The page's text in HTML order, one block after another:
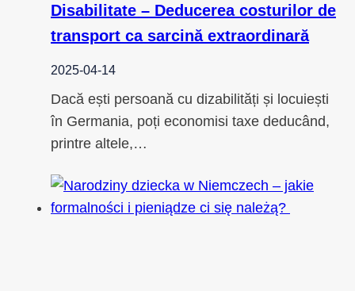
Disabilitate – Deducerea costurilor de
transport ca sarcină extraordinară
2025-04-14
Dacă ești persoană cu dizabilități și locuiești
în Germania, poți economisi taxe deducând,
printre altele,…